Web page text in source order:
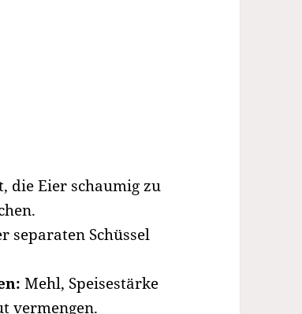
die Eier schaumig zu
separaten Schüssel
Mehl, Speisestärke
vermengen.